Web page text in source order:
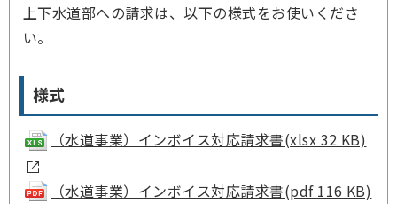
上下水道部への請求は、以下の様式をお使いくださ
い。
様式
（水道事業）インボイス対応請求書(xlsx 32 KB)
（水道事業）インボイス対応請求書(pdf 116 KB)